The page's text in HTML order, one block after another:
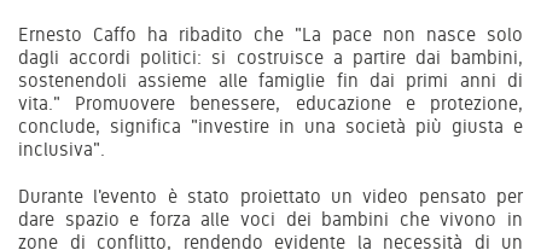
Ernesto Caffo ha ribadito che "La pace non nasce solo
dagli accordi politici: si costruisce a partire dai bambini,
sostenendoli assieme alle famiglie fin dai primi anni di
vita." Promuovere benessere, educazione e protezione,
conclude, significa "investire in una società più giusta e
inclusiva".
Durante l'evento è stato proiettato un video pensato per
dare spazio e forza alle voci dei bambini che vivono in
zone di conflitto, rendendo evidente la necessità di un